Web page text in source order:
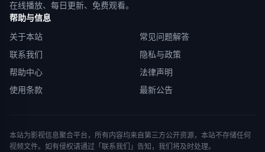
在线播放、每日更新、免费观看。
帮助与信息
关于本站
常见问题解答
联系我们
隐私与政策
帮助中心
法律声明
使用条款
最新公告
本站为影视信息聚合平台，所有内容均来自第三方公开资源，本站不存储任何
视频文件。如有侵权请通过「联系我们」告知，我们将及时处理。